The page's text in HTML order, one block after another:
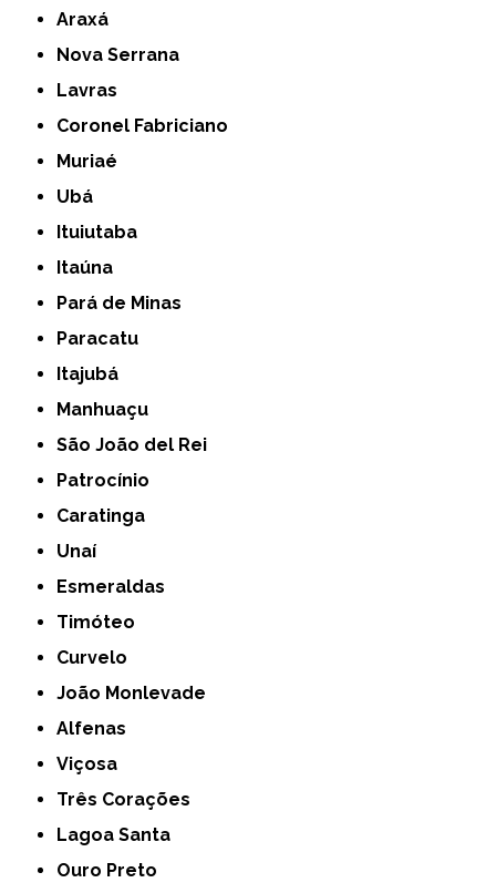
Araxá
Nova Serrana
Lavras
Coronel Fabriciano
Muriaé
Ubá
Ituiutaba
Itaúna
Pará de Minas
Paracatu
Itajubá
Manhuaçu
São João del Rei
Patrocínio
Caratinga
Unaí
Esmeraldas
Timóteo
Curvelo
João Monlevade
Alfenas
Viçosa
Três Corações
Lagoa Santa
Ouro Preto